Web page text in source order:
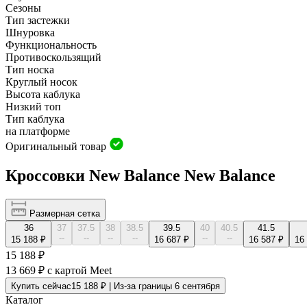
Сезоны
Тип застежки
Шнуровка
Функциональность
Противоскользящий
Тип носка
Круглый носок
Высота каблука
Низкий топ
Тип каблука
на платформе
Оригинальный товар
Кроссовки New Balance New Balance
Размерная сетка
36
15 188 ₽
37
--
37.5
--
38
--
38.5
--
39.5
16 687 ₽
40
--
40.5
--
41.5
16 587 ₽
16
15 188 ₽
13 669 ₽ с картой Meet
Купить сейчас15 188 ₽ | Из-за границы 6 сентября
Каталог